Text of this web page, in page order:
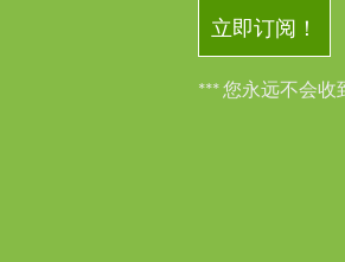
*** 您永远不会收